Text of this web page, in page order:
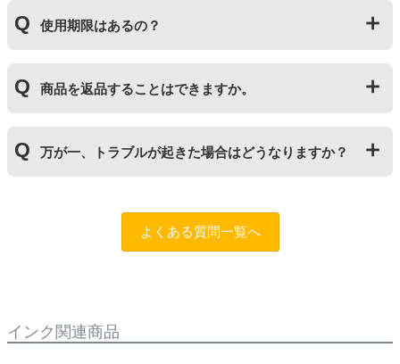
トナーとドラムはそれぞれ印字できる枚数が異なってい
により使用できなくなった場合は、必ず分離してから新
しいものに交換してください。
一部型番は、純正品より多く印刷が可能なエコッテオリ
ジナルの【特別増量版】もございます。
使用期限はあるの？
サイクルトナー/ドラムに限り、レビューをご投稿いただ
くことで保証期間が2年に延長されます。
保証期間の2年以内に使い切るようお願いいたします。
商品を返品することはできますか。
用未開封の場合であっても対応することができません。
ご購入前に商品の型番などをよくご確認ください。な
ますので、お手数ですが当店までお問い合わせくださ
万が一、トラブルが起きた場合はどうなりますか？
問合フォーム
ふたつの保証」を設けておりますので、ご購入
よくある質問一覧へ
インク関連商品